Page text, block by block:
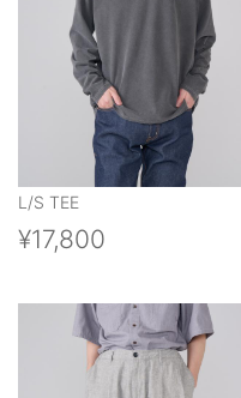
L/S TEE
¥17,800